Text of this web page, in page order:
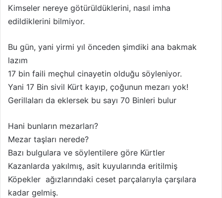
Kimseler nereye götürüldüklerini, nasıl imha
edildiklerini bilmiyor.
Bu gün, yani yirmi yıl önceden şimdiki ana bakmak
lazım
17 bin faili meçhul cinayetin olduğu söyleniyor.
Yani 17 Bin sivil Kürt kayıp, çoğunun mezarı yok!
Gerillaları da eklersek bu sayı 70 Binleri bulur
Hani bunların mezarları?
Mezar taşları nerede?
Bazı bulgulara ve söylentilere göre Kürtler
Kazanlarda yakılmış, asit kuyularında eritilmiş
Köpekler ağızlarındaki ceset parçalarıyla çarşılara
kadar gelmiş.